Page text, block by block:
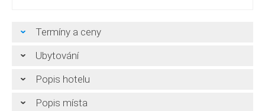
Termíny a ceny
Ubytování
Popis hotelu
Popis místa